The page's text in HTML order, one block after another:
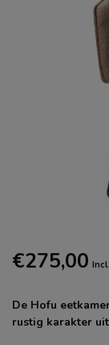
€275,00
De Hofu
rustig karakter